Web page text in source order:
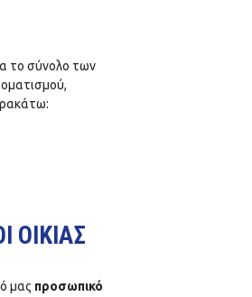
το σύνολο των
ΟΙΚΙΑΣ
μας προσωπικό